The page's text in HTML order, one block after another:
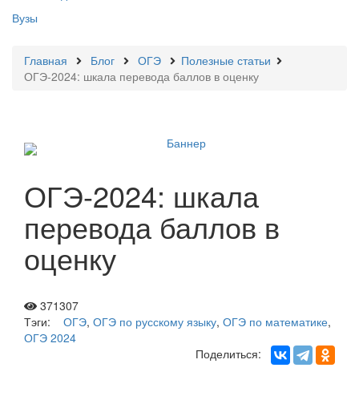
Вузы
Главная Блог ОГЭ
Полезные статьи
ОГЭ-2024: шкала перевода баллов в оценку
ОГЭ-2024: шкала
перевода баллов в
оценку
371307
Тэги:
ОГЭ, ОГЭ по русскому языку, ОГЭ по математике,
ОГЭ 2024
Поделиться: